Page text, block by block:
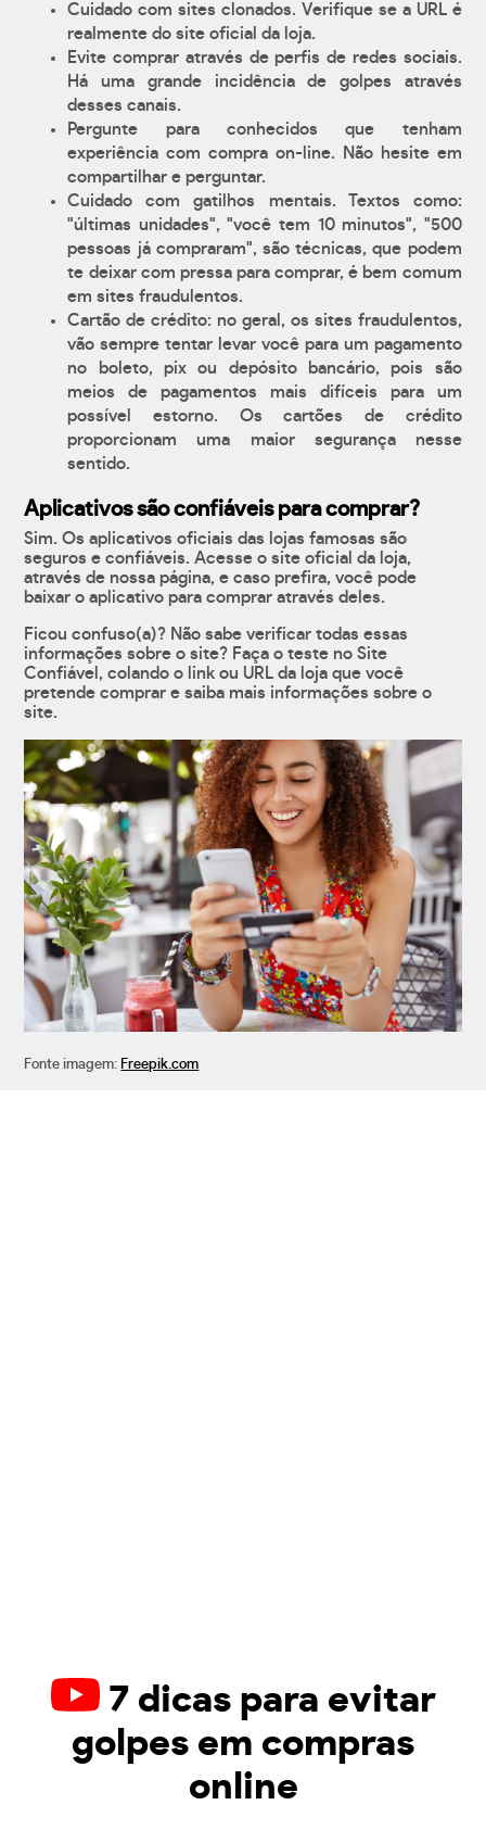
Cuidado com sites clonados. Verifique se a URL é
realmente do site oficial da loja.
Evite comprar através de perfis de redes sociais.
Há uma grande incidência de golpes através
desses canais.
Pergunte para conhecidos que tenham
experiência com compra on-line. Não hesite em
compartilhar e perguntar.
Cuidado com gatilhos mentais. Textos como:
"últimas unidades", "você tem 10 minutos", "500
pessoas já compraram", são técnicas, que podem
te deixar com pressa para comprar, é bem comum
em sites fraudulentos.
Cartão de crédito: no geral, os sites fraudulentos,
vão sempre tentar levar você para um pagamento
no boleto, pix ou depósito bancário, pois são
meios de pagamentos mais difíceis para um
possível estorno. Os cartões de crédito
proporcionam uma maior segurança nesse
sentido.
Aplicativos são confiáveis para comprar?
Sim. Os aplicativos oficiais das lojas famosas são
seguros e confiáveis. Acesse o site oficial da loja,
através de nossa página, e caso prefira, você pode
baixar o aplicativo para comprar através deles.
Ficou confuso(a)? Não sabe verificar todas essas
informações sobre o site? Faça o teste no Site
Confiável, colando o link ou URL da loja que você
pretende comprar e saiba mais informações sobre o
site.
Fonte imagem: Freepik.com
7 dicas para evitar
golpes em compras
online